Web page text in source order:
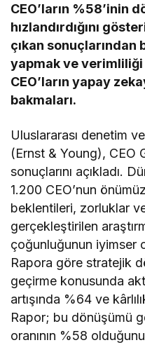
CEO’ların %58’inin
hızlandırdığını
çıkan
yapmak ve
CEO’ların yapay
bakmaları.
Uluslararası denetim
(Ernst & Young), CEO
sonuçlarını açıkladı.
1.200 CEO’nun
beklentileri, zorluklar
gerçekleştirilen
çoğunluğunun iyimser
Rapora göre stratejik
geçirme konusunda
artışında %64 ve
Rapor; bu dönüşümü
oranının %58